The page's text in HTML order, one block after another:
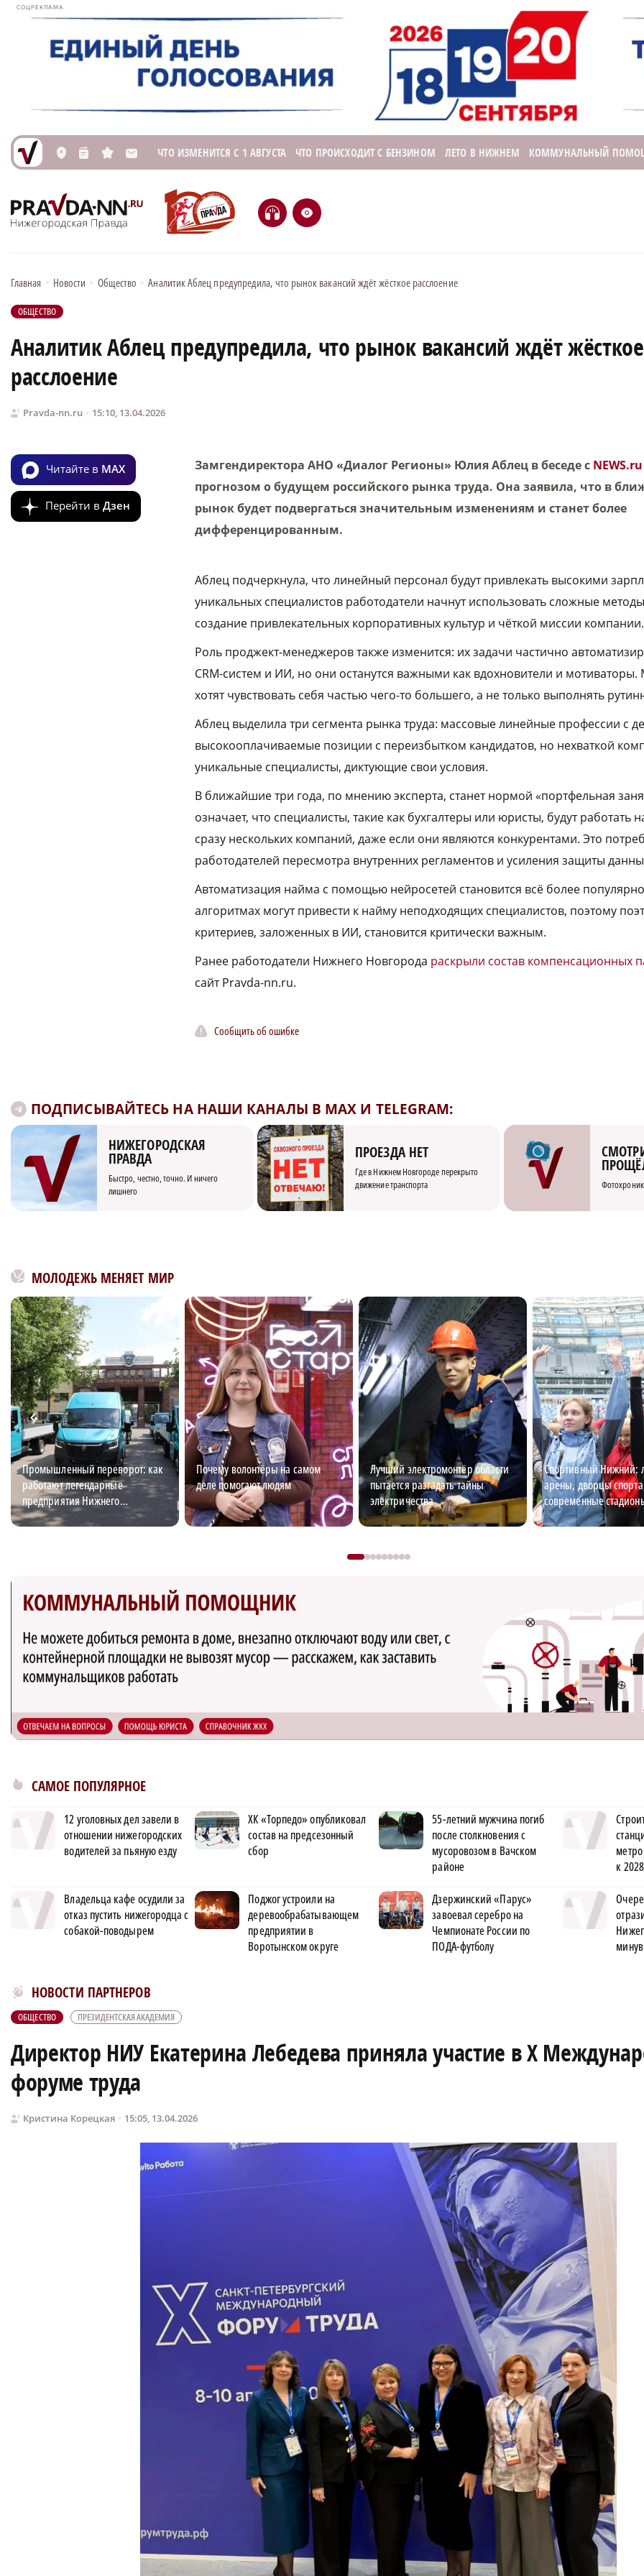
СОЦРЕКЛАМА
L n s M ЧТО ИЗМЕНИТСЯ С 1 АВГУСТА ЧТО ПРОИСХОДИТ С БЕНЗИНОМ ЛЕТО В НИЖНЕМ КОММУНАЛЬНЫЙ
H e
Главная • Новости • Общество • Аналитик Аблец предупредила, что рынок вакансий ждёт жёсткое расслоение
ОБЩЕСТВО
Аналитик Аблец предупредила, что рынок вакансий ждёт жёсткое
расслоение
Pravda-nn.ru 15:10, 13.04.2026
Читайте в MAX
Перейти в Дзен
Замгендиректора АНО «Диалог Регионы» Юлия Аблец в беседе с NEWS.ru
прогнозом о будущем российского рынка труда. Она заявила, что в
рынок будет подвергаться значительным изменениям и станет более
дифференцированным.
Аблец подчеркнула, что линейный персонал будут привлекать высокими
уникальных специалистов работодатели начнут использовать сложные
создание привлекательных корпоративных культур и чёткой миссии компании.
Роль проджект-менеджеров также изменится: их задачи частично
CRM-систем и ИИ, но они останутся важными как вдохновители и
хотят чувствовать себя частью чего-то большего, а не только выполнять
Аблец выделила три сегмента рынка труда: массовые линейные профессии с
высокооплачиваемые позиции с переизбытком кандидатов, но нехваткой
уникальные специалисты, диктующие свои условия.
В ближайшие три года, по мнению эксперта, станет нормой «портфельная
означает, что специалисты, такие как бухгалтеры или юристы, будут работать
сразу нескольких компаний, даже если они являются конкурентами. Это
работодателей пересмотра внутренних регламентов и усиления защиты
Автоматизация найма с помощью нейросетей становится всё более
алгоритмах могут привести к найму неподходящих специалистов, поэтому
критериев, заложенных в ИИ, становится критически важным.
Ранее работодатели Нижнего Новгорода раскрыли состав компенсационных
сайт Pravda-nn.ru.
Сообщить об ошибке
ПОДПИСЫВАЙТЕСЬ НА НАШИ КАНАЛЫ В MAX И TELEGRAM:
НИЖЕГОРОДСКАЯ
ПРАВДА
Быстро, честно, точно. И ничего
лишнего
ПРОЕЗДА НЕТ
Где в Нижнем Новгороде перекрыто
движение транспорта
МОЛОДЕЖЬ МЕНЯЕТ МИР
Промышленный переворот: как
работают легендарные
предприятия Нижнего
Новгорода
Почему волонтёры на самом
деле помогают людям
Лучший электромонтёр области
пытается разгадать тайны
электричества
Спортивный Нижний:
арены, дворцы
современные
САМОЕ ПОПУЛЯРНОЕ
12 уголовных дел завели в
отношении нижегородских
водителей за пьяную езду
ХК «Торпедо» опубликовал
состав на предсезонный
сбор
55-летний мужчина погиб
после столкновения с
мусоровозом в Вачском
районе
к
Владельца кафе осудили за
отказ пустить нижегородца с
собакой-поводырем
Поджог устроили на
деревообрабатывающем
предприятии в
Воротынском округе
Дзержинский «Парус»
завоевал серебро на
Чемпионате России по
ПОДА-футболу
НОВОСТИ ПАРТНЕРОВ
Новости МирТесен
ОБЩЕСТВО ПРЕЗИДЕНТСКАЯ АКАДЕМИЯ
Директор НИУ Екатерина Лебедева приняла участие в X
форуме труда
Кристина Корецкая 15:05, 13.04.2026